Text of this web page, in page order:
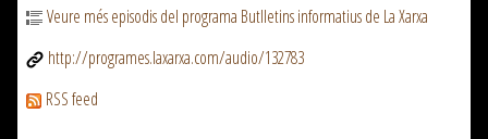
Veure més episodis del programa Butlletins informatius de La Xarxa
http://programes.laxarxa.com/audio/132783
RSS feed